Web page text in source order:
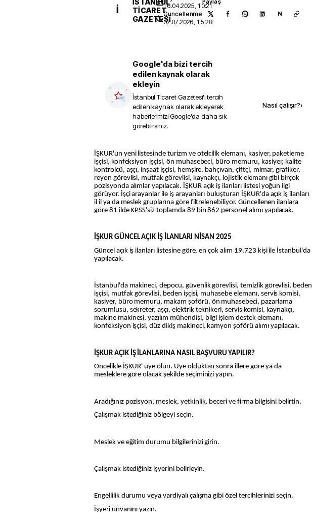
İ
TICARET
GAZETESI
16.04.2025, 10:21
Güncellenme
07.07.2026, 15:28
N
Google'da bizi tercih
edilen kaynak olarak
ekleyin
İstanbul Ticaret Gazetesi'i tercih
edilen kaynak olarak ekleyerek
haberlerimizi Google'da daha sık
görebilirsiniz.
Nasıl çalışır?›
İŞKUR'un yeni listesinde turizm ve otelcilik elemanı, kasiyer, paketleme
işçisi, konfeksiyon işçisi, ön muhasebeci, büro memuru, kasiyer, kalite
kontrolcü, aşçı, inşaat işçisi, hemşire, bahçıvan, çiftçi, mimar, grafiker,
reyon görevlisi, mutfak görevlisi, kaynakçı, lojistik elemanı gibi birçok
pozisyonda alımlar yapılacak. İŞKUR açık iş ilanları listesi yoğun ilgi
görüyor. İşçi arayanlar ile iş arayanları buluşturan İŞKUR'da açık iş ilanları
il il ya da meslek gruplarına göre filtrelenebiliyor. Güncellenen ilanlara
göre 81 ilde KPSS'siz toplamda 89 bin 862 personel alımı yapılacak.
İŞKUR GÜNCEL AÇIK İŞ İLANLARI NİSAN 2025
Güncel açık iş ilanları listesine göre, en çok alım 19.723 kişi ile İstanbul'da
yapılacak.
İstanbul'da makineci, depocu, güvenlik görevlisi, temizlik görevlisi, beden
işçisi, mutfak görevlisi, beden işçisi, muhasebe elemanı, servis komisi,
kasiyer, büro memuru, makam şoförü, ön muhasebeci, pazarlama
sorumlusu, sekreter, aşçı, elektrik teknikeri, servis komisi, kaynakçı,
makine makinesi, yazılım mühendisi, bilgi işlem destek elemanı,
konfeksiyon işçisi, düz dikiş makineci, kamyon şoförü alımı yapılacak.
İŞKUR AÇIK İŞ İLANLARINA NASIL BAŞVURU YAPILIR?
Öncelikle İŞKUR' üye olun. Üye olduktan sonra illere göre ya da
mesleklere göre olacak şekilde seçiminizi yapın.
Aradığınız pozisyon, meslek, yetkinlik, beceri ve firma bilgisini belirtin.
Çalışmak istediğiniz bölgeyi seçin.
Meslek ve eğitim durumu bilgilerinizi girin.
Çalışmak istediğiniz işyerini belirleyin.
Engellilik durumu veya vardiyalı çalışma gibi özel tercihlerinizi seçin.
İşyeri unvanını yazın.